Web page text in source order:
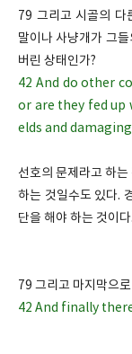
79 그리고 시골의 다
말이나 사냥개가 그
버린 상태인가?
42 And do other
or are they fed
elds and
선호의 문제라고 하
하는 것일수도 있다.
단을 해야 하는 것이
79 그리고 마지막으
42 And finally